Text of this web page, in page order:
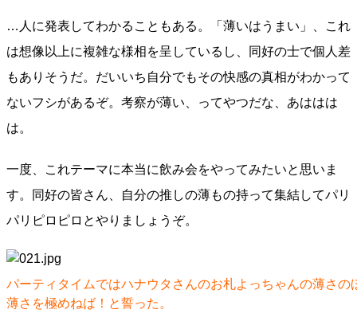
…人に発表してわかることもある。「薄いはうまい」、これ
は想像以上に複雑な様相を呈しているし、同好の士で個人差
もありそうだ。だいいち自分でもその快感の真相がわかって
ないフシがあるぞ。考察が薄い、ってやつだな、あははは
は。
一度、これテーマに本当に飲み会をやってみたいと思いま
す。同好の皆さん、自分の推しの薄もの持って集結してパリ
パリピロピロとやりましょうぞ。
パーティタイムではハナウタさんのお札よっちゃんの薄さの
薄さを極めねば！と誓った。